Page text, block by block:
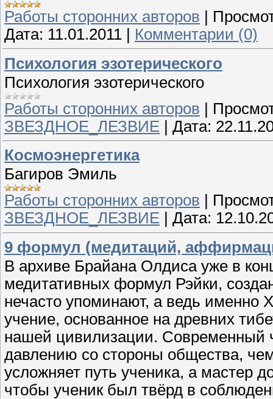
Работы сторонних авторов
Дата: 11.01.2011
Комментарии (0)
Психология эзотерического
Психология эзотерического
Работы сторонних авторов |
ЗВЕЗДНОЕ_ЛЕЗВИЕ | Дата:
Космоэнергетика
Багиров Эмиль
Работы сторонних авторов
ЗВЕЗДНОЕ_ЛЕЗВИЕ
Дата:
9 формул (медитаций,
В архиве Брайана Олдиса уже в
медитативных формул Рэйки,
нечасто упоминают, а ведь именно
учение, основанное на древних
нашей цивилизации. Современный
давлению со стороны общества,
усложняет путь ученика, а мастер
чтобы ученик был твёрд в